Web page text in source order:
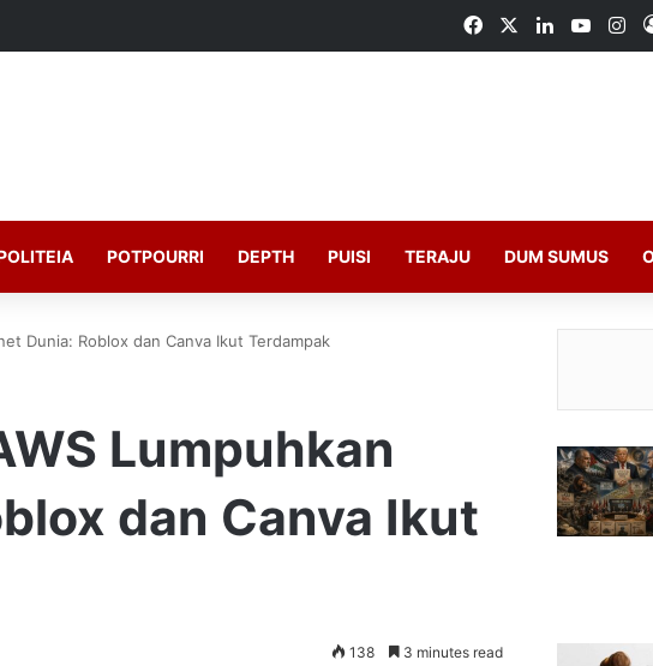
FacebookLinkedIn
POTPOURRI DEPTH PUISI TERAJU DUM SUMUS
Dunia: Roblox dan Canva Ikut Terdampak
Lumpuhkan
dan Canva Ikut
138 3 minutes read